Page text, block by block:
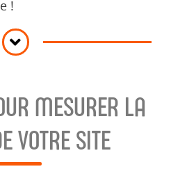
!
MESURER LA
VOTRE SITE